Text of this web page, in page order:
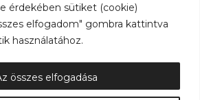
érdekében sütiket (cookie)
elfogadom" gombra kattintva
használatához.
összes elfogadása